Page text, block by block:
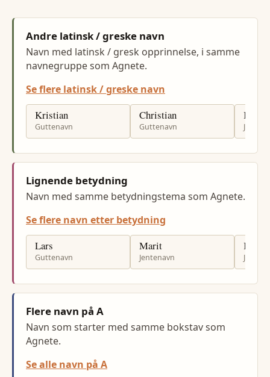
Andre latinsk / greske navn
Navn med latinsk / gresk opprinnelse, i samme
navnegruppe som Agnete.
Se flere latinsk / greske navn
Kristian
Guttenavn
Christian
Guttenavn
Lignende betydning
Navn med samme betydningstema som Agnete.
Se flere navn etter betydning
Lars
Guttenavn
Marit
Jentenavn
Kari
Flere navn på A
Navn som starter med samme bokstav som
Agnete.
Se alle navn på A